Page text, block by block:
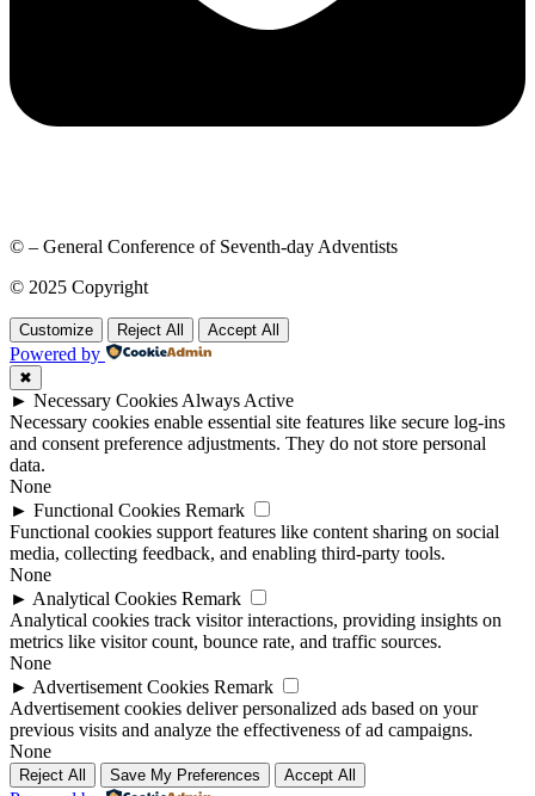
© – General Conference of Seventh-day Adventists
© 2025 Copyright
Customize Reject All Accept All
Powered by
✖
► Necessary Cookies Always Active
Necessary cookies enable essential site features like secure log-ins
and consent preference adjustments. They do not store personal
data.
None
► Functional Cookies Remark
Functional cookies support features like content sharing on social
media, collecting feedback, and enabling third-party tools.
None
► Analytical Cookies Remark
Analytical cookies track visitor interactions, providing insights on
metrics like visitor count, bounce rate, and traffic sources.
None
► Advertisement Cookies Remark
Advertisement cookies deliver personalized ads based on your
previous visits and analyze the effectiveness of ad campaigns.
None
Reject All Save My Preferences Accept All